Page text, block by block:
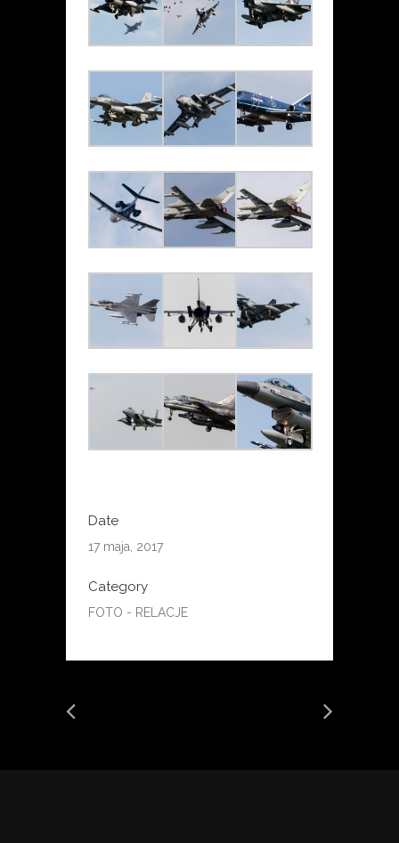
Date
17 maja, 2017
Category
FOTO - RELACJE